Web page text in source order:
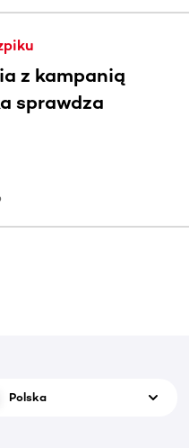
Użyj klawisza Tab lub
z kampanią
sprawdza
Polska